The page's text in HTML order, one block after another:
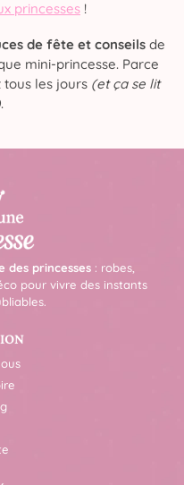
princesses !
de fête et conseils de
mini-princesse. Parce
tous les jours (et ça se lit
.
des princesses: robes,
pour vivre des instants